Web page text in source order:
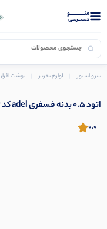
منــــــــــــو
دستــرسی
سرو استور لوازم تحریر نوشت افزار
اتود 0.5 بدنه فسفری adel کد 212
0.0